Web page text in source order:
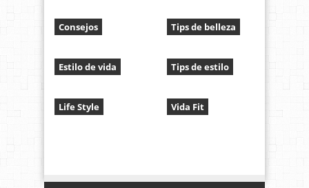
Consejos
Estilo de vida
Life Style
Tips de belleza
Tips de estilo
Vida Fit